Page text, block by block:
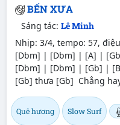
BẾN XƯA
Sáng tác: Lê Minh
Nhịp: 3/4, tempo: 57,
[Dbm] | [Dbm] | [A] |
[Dbm] | [Dbm] | [Gb] |
[Gb] thưa [Gb] Chẳng
Quê hương Slow Surf